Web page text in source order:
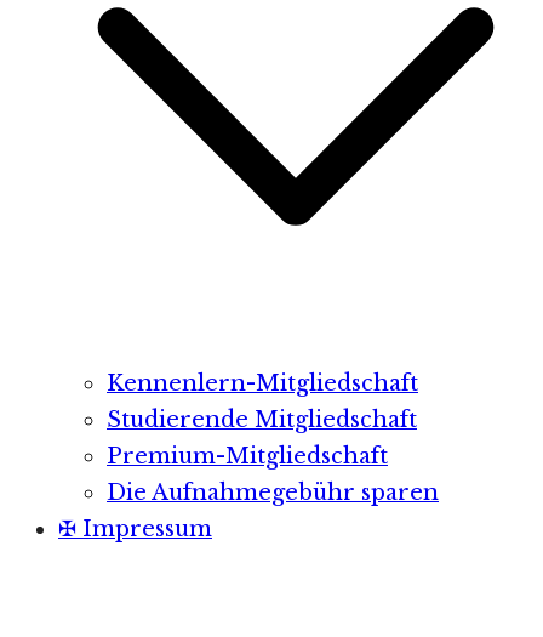
Kennenlern-Mitgliedschaft
Studierende Mitgliedschaft
Premium-Mitgliedschaft
Die Aufnahmegebühr sparen
✠ Impressum